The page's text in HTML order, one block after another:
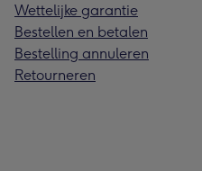
Wettelijke garantie
Bestellen en betalen
Bestelling annuleren
Retourneren